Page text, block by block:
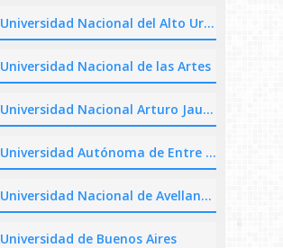
Universidad Nacional del Alto Uruguay
Universidad Nacional de las Artes
Universidad Nacional Arturo Jauretche
Universidad Autónoma de Entre Ríos
Universidad Nacional de Avellaneda
Universidad de Buenos Aires